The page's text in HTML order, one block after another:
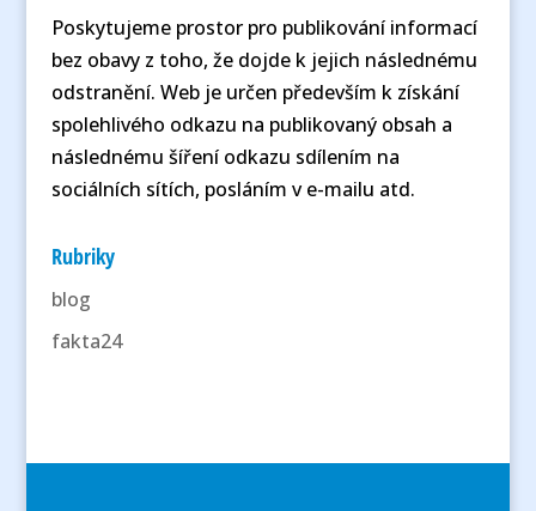
Poskytujeme prostor pro publikování informací
bez obavy z toho, že dojde k jejich následnému
odstranění. Web je určen především k získání
spolehlivého odkazu na publikovaný obsah a
následnému šíření odkazu sdílením na
sociálních sítích, posláním v e-mailu atd.
Rubriky
blog
fakta24